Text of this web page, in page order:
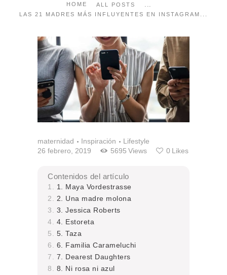
HOME ALL POSTS ...
LAS 21 MADRES MÁS INFLUYENTES EN INSTAGRAM...
maternidad Inspiración
Lifestyle
26 febrero, 2019
5695 Views 0 Likes
Contenidos del artículo
1. Maya Vordestrasse
2. Una madre molona
3. Jessica Roberts
4. Estoreta
5. Taza
6. Familia Carameluchi
7. Dearest Daughters
8. Ni rosa ni azul